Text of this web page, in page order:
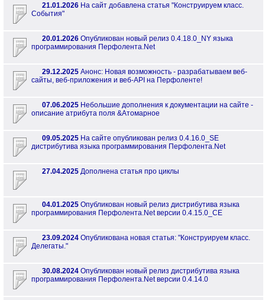
21.01.2026 На сайт добавлена статья "Конструируем класс.
События"
20.01.2026 Опубликован новый релиз 0.4.18.0_NY языка
программирования Перфолента.Net
29.12.2025 Анонс: Новая возможность - разрабатываем веб-
сайты, веб-приложения и веб-API на Перфоленте!
07.06.2025 Небольшие дополнения к документации на сайте -
описание атрибута поля &Атомарное
09.05.2025 На сайте опубликован релиз 0.4.16.0_SE
дистрибутива языка программирования Перфолента.Net
27.04.2025 Дополнена статья про циклы
04.01.2025 Опубликован новый релиз дистрибутива языка
программирования Перфолента.Net версии 0.4.15.0_CE
23.09.2024 Опубликована новая статья: "Конструируем класс.
Делегаты."
30.08.2024 Опубликован новый релиз дистрибутива языка
программирования Перфолента.Net версии 0.4.14.0